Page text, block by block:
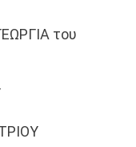
του